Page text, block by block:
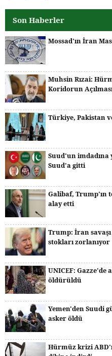
Son Haberler
Mossad'ın İran
Muhsin Rızai:
Koridorun
Türkiye, Pakistan
Suud'un imdadına
Suud'a gitti
Galibaf, Trump'ın
alay etti
Trump: İran
stokları zorlanıyor
UNICEF: Gazze'de
öldürüldü
Yemen'den Suudi
asker öldü
Hürmüz krizi